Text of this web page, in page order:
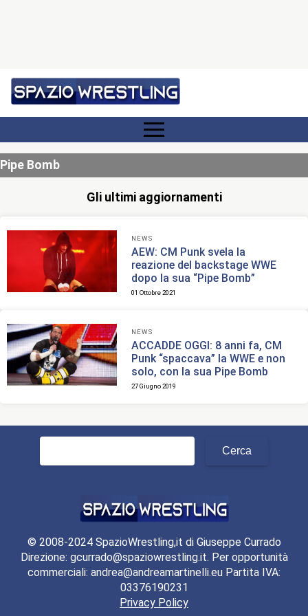
Pipe Bomb
Gli ultimi aggiornamenti
NEWS
AEW: CM Punk svela la
reazione del backstage WWE
dopo la sua “Pipe Bomb”
01 Ottobre 2021
NEWS
ACCADDE OGGI: 8 anni fa, CM
Punk “spaccava” la WWE e non
solo, con la sua Pipe Bomb
27 Giugno 2019
Ricerca
© 2008-2024 SpazioWrestling,it di Giuseppe Currado
Direzione: gcurrado@spaziowrestling.it. Per opportunità
commerciali: andrea@andreamartinelli.eu Partita IVA:
03376190231
Privacy Policy